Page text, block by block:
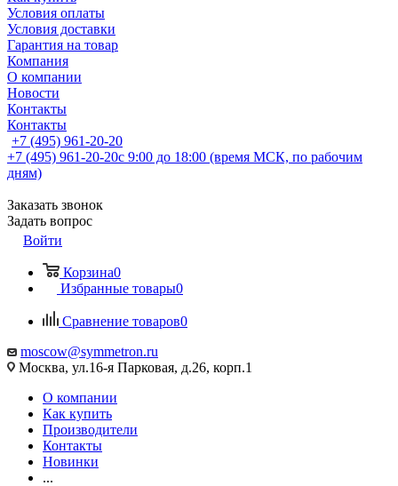
Условия оплаты
Условия доставки
Гарантия на товар
Компания
О компании
Новости
Контакты
Контакты
+7 (495) 961-20-20
+7 (495) 961-20-20с 9:00 до 18:00 (время МСК, по рабочим
дням)
Заказать звонок
Задать вопрос
Войти
Корзина0
Избранные товары0
Сравнение товаров0
moscow@symmetron.ru
Москва, ул.16-я Парковая, д.26, корп.1
О компании
Как купить
Производители
Контакты
Новинки
...